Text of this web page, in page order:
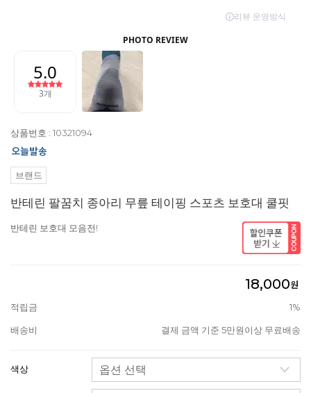
상품번호 : 10321094
브랜드
반테린 팔꿈치 종아리 무릎 테이핑 스포츠 보호대 쿨핏
반테린 보호대 모음전!
18,000원
적립금
1%
배송비 결제 금액 기준 5만원이상 무료배송
색상